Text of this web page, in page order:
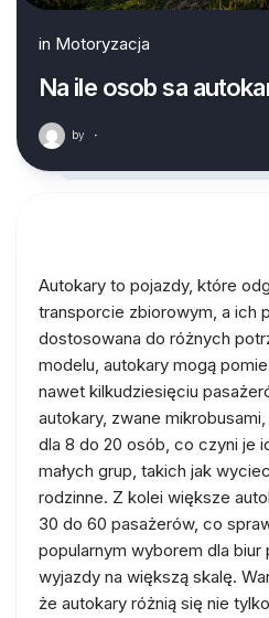
in Motoryzacja
Na ile osob sa
by ·
Autokary to pojazdy, które
transporcie zbiorowym, a ich
dostosowana do różnych
modelu, autokary mogą
nawet kilkudziesięciu
autokary, zwane
dla 8 do 20 osób, co czyni je
małych grup, takich jak
rodzinne. Z kolei większe
30 do 60 pasażerów, co
popularnym wyborem dla
wyjazdy na większą skalę.
że autokary różnią się nie